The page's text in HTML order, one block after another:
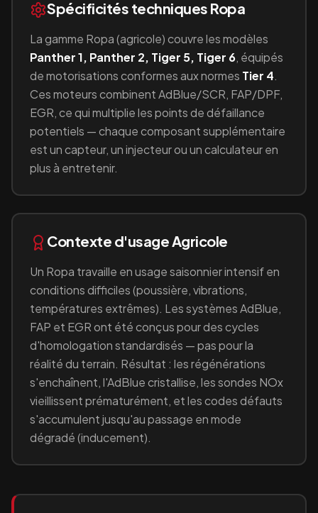
Spécificités techniques Ropa
La gamme Ropa(agricole) couvre les modèles
Panther 1, Panther 2, Tiger 5, Tiger 6, équipés
de motorisations conformes aux normes Tier 4.
Ces moteurs combinentAdBlue/SCR, FAP/DPF,
EGR, ce qui multiplie les points de défaillance
potentiels — chaque composant supplémentaire
est un capteur, un injecteur ou un calculateur en
plus à entretenir.
Contexte d'usageAgricole
Un Ropa travaille enusage saisonnier intensif en
conditions difficiles (poussière, vibrations,
températures extrêmes). Les systèmes AdBlue,
FAP et EGR ont été conçus pour des cycles
d'homologation standardisés — pas pour la
réalité du terrain. Résultat : les régénérations
s'enchaînent, l'AdBlue cristallise, les sondes NOx
vieillissent prématurément, et les codes défauts
s'accumulent jusqu'au passage en mode
dégradé (inducement).